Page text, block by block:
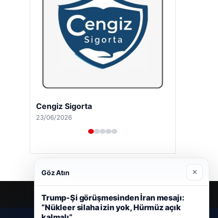
Cengiz Sigorta
23/06/2026
Göz Atın ×
Trump-Şi görüşmesinden İran mesajı:
“Nükleer silaha izin yok, Hürmüz açık